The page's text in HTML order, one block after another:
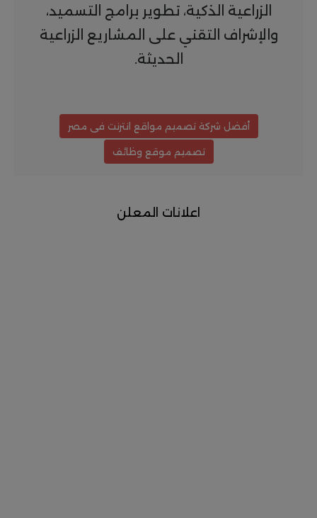
الزراعية الذكية، تطوير برامج التسميد،
والإشراف التقني على المشاريع الزراعية
الحديثة.
أفضل شركة تصميم مواقع انترنت فى مصر
تصميم موقع وظائف
اعلانات المعلن